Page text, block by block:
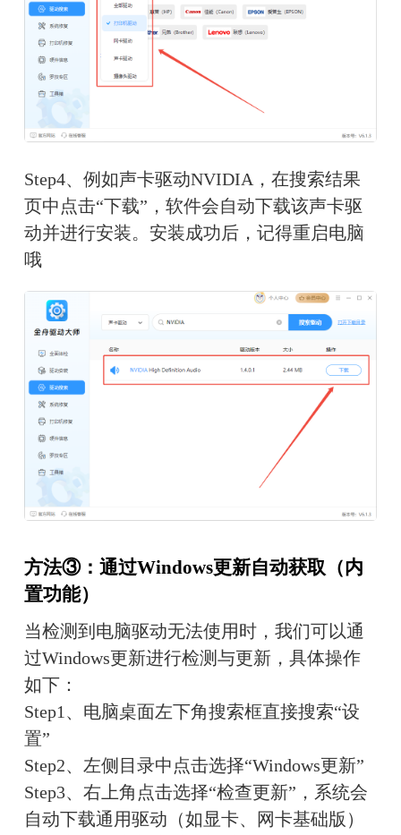
Step4、例如声卡驱动NVIDIA，在搜索结果
页中点击“下载”，软件会自动下载该声卡驱
动并进行安装。安装成功后，记得重启电脑
哦
方法③：通过Windows更新自动获取（内
置功能）
当检测到电脑驱动无法使用时，我们可以通
过Windows更新进行检测与更新，具体操作
如下：
Step1、电脑桌面左下角搜索框直接搜索“设
置”
Step2、左侧目录中点击选择“Windows更新”
Step3、右上角点击选择“检查更新”，系统会
自动下载通用驱动（如显卡、网卡基础版）